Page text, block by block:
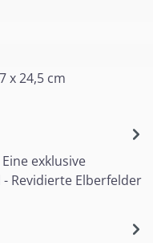
x 24,5 cm
exklusive
Revidierte Elberfelder